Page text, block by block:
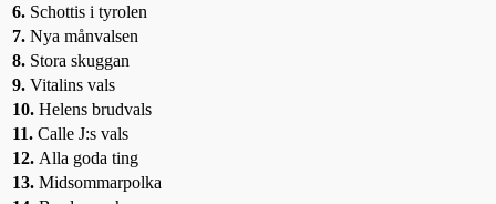
6. Schottis i tyrolen
7. Nya månvalsen
8. Stora skuggan
9. Vitalins vals
10. Helens brudvals
11. Calle J:s vals
12. Alla goda ting
13. Midsommarpolka